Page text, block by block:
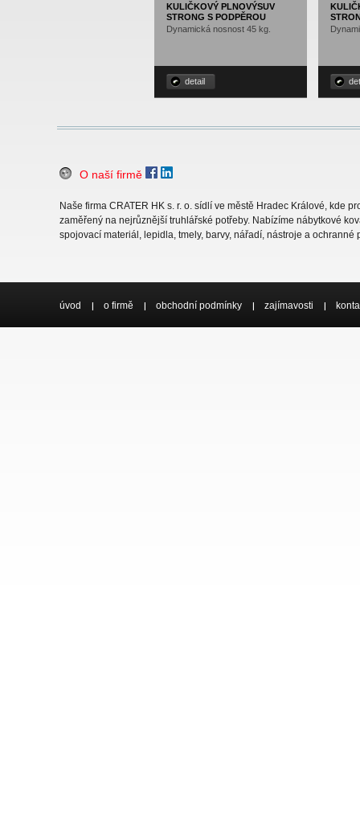
KULIČKOVÝ PLNOVÝSUV
STRONG S PODPĚROU
Dynamická nosnost 45 kg.
detail
O naší firmě
Naše firma CRATER HK s. r. o. sídlí ve městě Hradec Králové, kde
zaměřený na nejrůznější truhlářské potřeby. Nabízíme nábytkové
spojovací materiál, lepidla, tmely, barvy, nářadí, nástroje a ochranné
úvod o firmě obchodní podmínky zajímavosti